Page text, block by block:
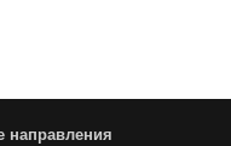
направления